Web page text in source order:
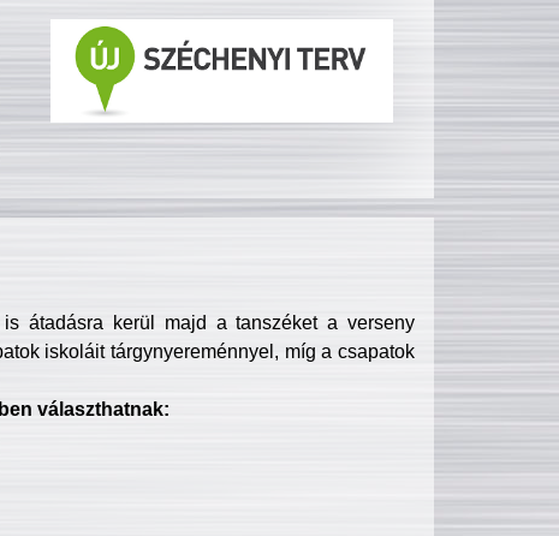
átadásra kerül majd a tanszéket a verseny
iskoláit tárgynyereménnyel, míg a csapatok
választhatnak: